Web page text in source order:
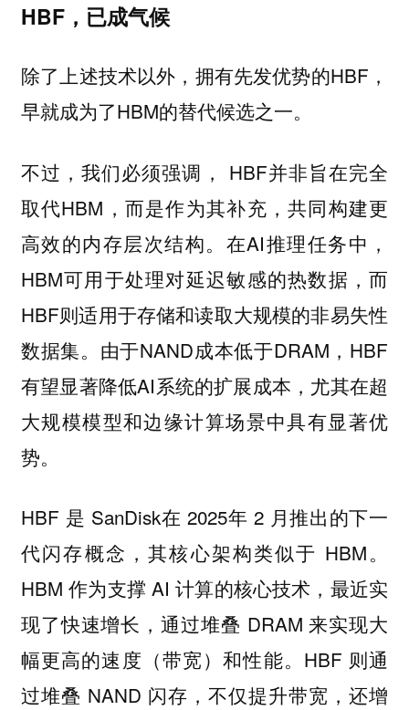
HBF，已成气候
除了上述技术以外，拥有先发优势的HBF，
早就成为了HBM的替代候选之一。
不过，我们必须强调， HBF并非旨在完全
取代HBM，而是作为其补充，共同构建更
高效的内存层次结构。在AI推理任务中，
HBM可用于处理对延迟敏感的热数据，而
HBF则适用于存储和读取大规模的非易失性
数据集。由于NAND成本低于DRAM，HBF
有望显著降低AI系统的扩展成本，尤其在超
大规模模型和边缘计算场景中具有显著优
势。
HBF 是 SanDisk在 2025年 2 月推出的下一
代闪存概念，其核心架构类似于 HBM。
HBM 作为支撑 AI 计算的核心技术，最近实
现了快速增长，通过堆叠 DRAM 来实现大
幅更高的速度（带宽）和性能。HBF 则通
过堆叠 NAND 闪存，不仅提升带宽，还增